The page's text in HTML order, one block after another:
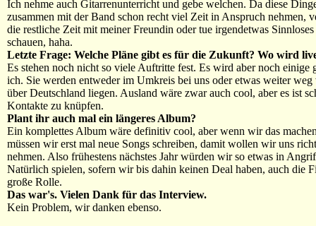
Ich nehme auch Gitarrenunterricht und gebe welchen. Da diese
zusammen mit der Band schon recht viel Zeit in Anspruch nehmen,
die restliche Zeit mit meiner Freundin oder tue irgendetwas
schauen, haha.
Letzte Frage: Welche Pläne gibt es für die Zukunft? Wo wird
Es stehen noch nicht so viele Auftritte fest. Es wird aber noch einige
ich. Sie werden entweder im Umkreis bei uns oder etwas weiter weg
über Deutschland liegen. Ausland wäre zwar auch cool, aber es ist
Kontakte zu knüpfen.
Plant ihr auch mal ein längeres Album?
Ein komplettes Album wäre definitiv cool, aber wenn wir das
müssen wir erst mal neue Songs schreiben, damit wollen wir uns
nehmen. Also frühestens nächstes Jahr würden wir so etwas in
Natürlich spielen, sofern wir bis dahin keinen Deal haben, auch die
große Rolle.
Das war's. Vielen Dank für das Interview.
Kein Problem, wir danken ebenso.